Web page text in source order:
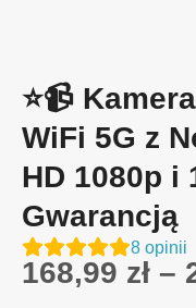
⭐️📹
WiFi 5G z
HD 1080p i
Gwarancją
8 opinii
168,99 zł –